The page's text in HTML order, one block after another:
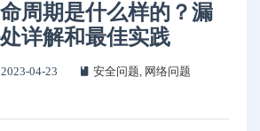
周期是什么样的？漏
详解和最佳实践
2023-04-23 安全问题, 网络问题